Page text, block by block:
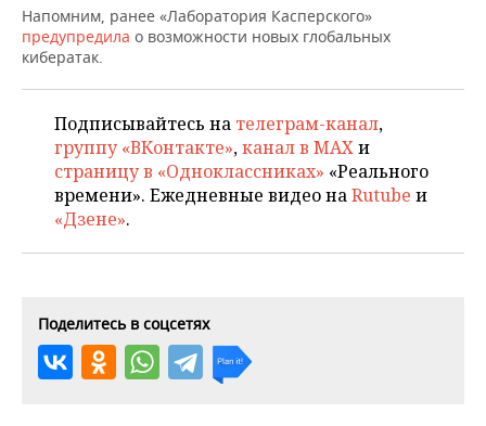
ONLINE-КОНФЕРЕНЦИИ
ОТКРЫТАЯ ЛЕКЦИЯ
ХОККЕЙ
БАСКЕТБОЛ
ВОЛЕЙБОЛ
КИБЕРСПОРТ
ФИГУРНОЕ КАТАНИЕ
ХОККЕЙ С МЯЧОМ
ВЛАСТЬ
ИНФРАСТРУКТУРА
ИСТОРИЯ
КУЛЬТУРА
МЕДИЦИНА
ПРОИСШЕСТВИЯ
СЮЖЕТЫ
СПРАВОЧНИК
СПИСОК ПЕРСОН
СПИСОК КОМПАНИЙ
ПОЛНАЯ ВЕРСИЯ
Напомним, ранее «Лаборатория Касперского»
предупредила о возможности новых глобальных
кибератак.
Подписывайтесь на телеграм-канал,
группу «ВКонтакте»,канал в MAXи
страницу в «Одноклассниках» «Реального
времени». Ежедневные видео наRutube и
«Дзене».
Поделитесь в соцсетях